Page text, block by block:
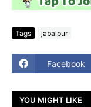
Tags jabalpur
Facebook
YOU MIGHT LIKE